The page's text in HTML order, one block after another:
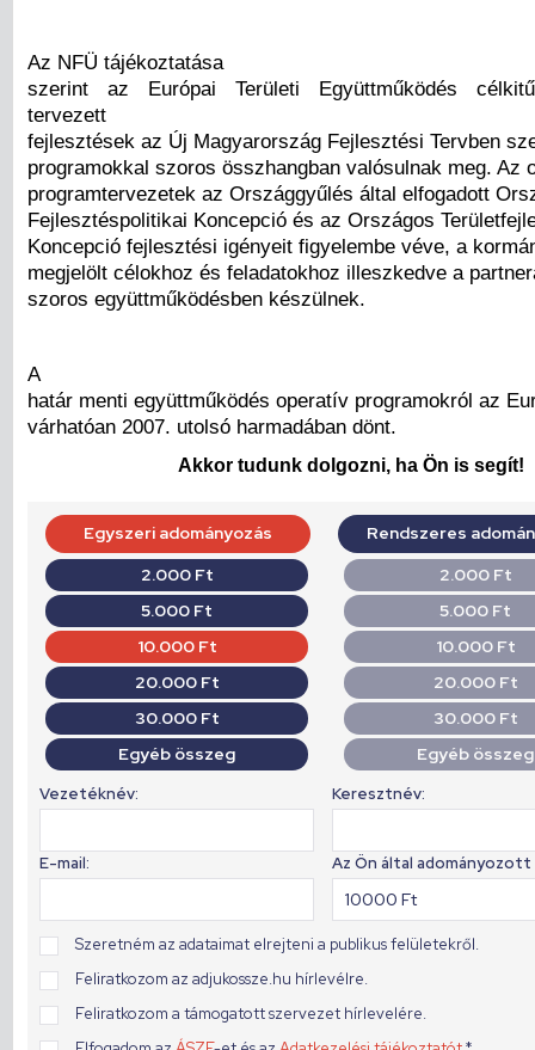
Az NFÜ tájékoztatása
szerint az Európai Területi Együttműködés
tervezett
fejlesztések az Új Magyarország Fejlesztési Tervben
programokkal szoros összhangban valósulnak meg. Az
programtervezetek az Országgyűlés által elfogadott
Fejlesztéspolitikai Koncepció és az Országos
Koncepció fejlesztési igényeit figyelembe véve, a
megjelölt célokhoz és feladatokhoz illeszkedve a
szoros együttműködésben készülnek.
A
határ menti együttműködés operatív programokról az
várhatóan 2007. utolsó harmadában dönt.
Akkor tudunk dolgozni, ha Ön is segít!